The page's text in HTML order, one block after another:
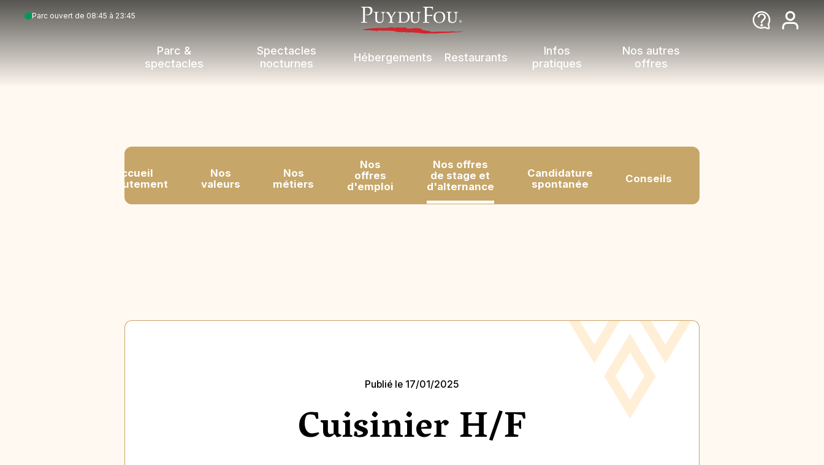
Parc &
spectacles
Spectacles
nocturnes
Hébergements Restaurants
Infos
pratiques
Nos autres
offres
Parc ouvert de 08:45 à 23:45
Accueil Cuisinier H/F
Accueil
Recrutement
Nos
valeurs
Nos
métiers
Nos
offres
d'emploi
Nos offres
de stage et
d'alternance
Candidature
spontanée
Conseils
Publié le 17/01/2025
Cuisinier H/F